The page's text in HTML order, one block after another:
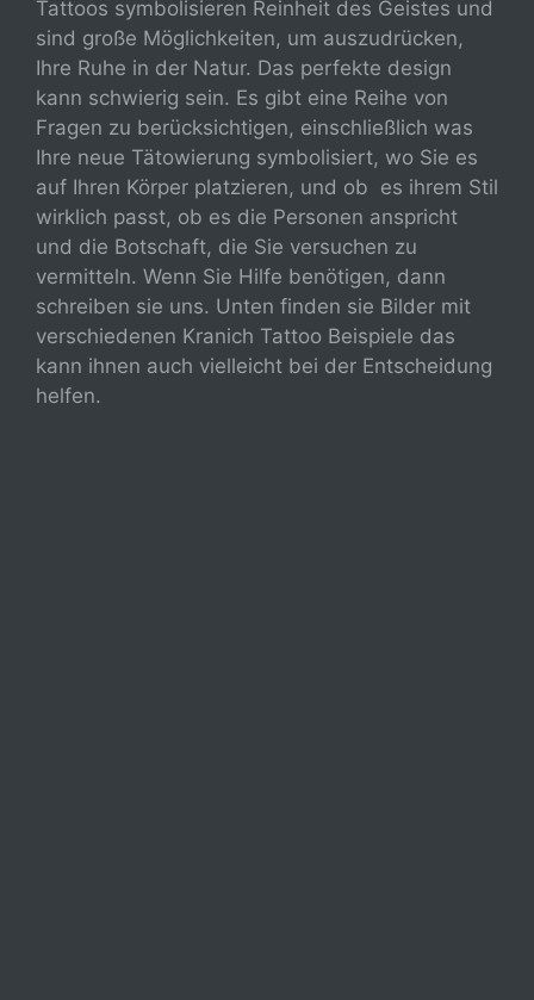
Tattoos symbolisieren Reinheit des Geistes und
sind große Möglichkeiten, um auszudrücken,
Ihre Ruhe in der Natur. Das perfekte design
kann schwierig sein. Es gibt eine Reihe von
Fragen zu berücksichtigen, einschließlich was
Ihre neue Tätowierung symbolisiert, wo Sie es
auf Ihren Körper platzieren, und ob es ihrem Stil
wirklich passt, ob es die Personen anspricht
und die Botschaft, die Sie versuchen zu
vermitteln. Wenn Sie Hilfe benötigen, dann
schreiben sie uns. Unten finden sie Bilder mit
verschiedenen Kranich Tattoo Beispiele das
kann ihnen auch vielleicht bei der Entscheidung
helfen.